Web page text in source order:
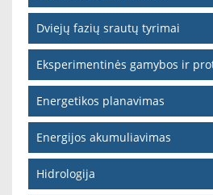
Dviejų fazių srautų tyrimai
Eksperimentinės gamybos ir
Energetikos planavimas
Energijos akumuliavimas
Hidrologija